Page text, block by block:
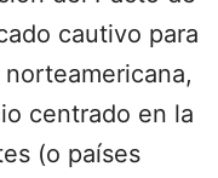
cautivo para
centrado en la
(o países